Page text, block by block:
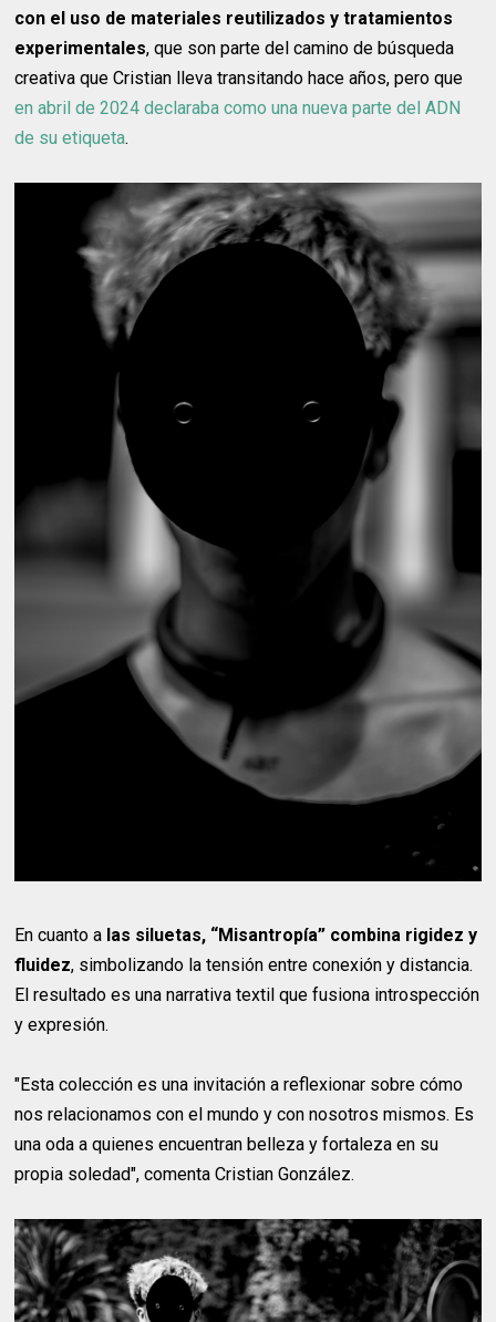
con el uso de materiales reutilizados y tratamientos
experimentales, que son parte del camino de búsqueda
creativa que Cristian lleva transitando hace años, pero que
en abril de 2024 declaraba como una nueva parte del ADN
de su etiqueta.
En cuanto a las siluetas, “Misantropía” combina rigidez y
fluidez, simbolizando la tensión entre conexión y distancia.
El resultado es una narrativa textil que fusiona introspección
y expresión.
"Esta colección es una invitación a reflexionar sobre cómo
nos relacionamos con el mundo y con nosotros mismos. Es
una oda a quienes encuentran belleza y fortaleza en su
propia soledad", comenta Cristian González.